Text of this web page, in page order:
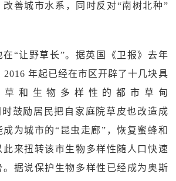
善城市水系，同时反对“南树北种”
“让野草长”。据英国《卫报》去年
2016 年起已经在市区开辟了十几块具
和生物多样性的都市草甸
时鼓励居民把自家庭院草皮也改造成
为城市的“昆虫走廊”，恢复蜜蜂和
来扭转该市生物多样性随人口快速
据说保护生物多样性已经成为奥斯